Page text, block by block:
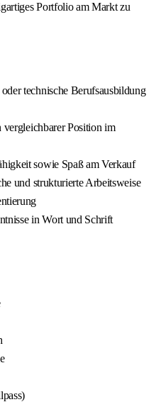
Portfolio am Markt zu
technische Berufsausbildung
vergleichbarer Position im
sowie Spaß am Verkauf
und strukturierte Arbeitsweise
in Wort und Schrift